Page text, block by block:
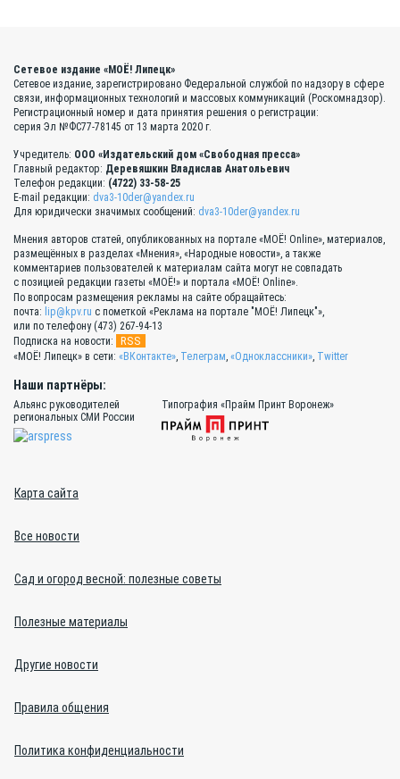
Сетевое издание «МОЁ! Липецк»
Сетевое издание, зарегистрировано Федеральной службой по надзору в сфере
связи, информационных технологий и массовых коммуникаций (Роскомнадзор).
Регистрационный номер и дата принятия решения о регистрации:
серия Эл №ФС77-78145 от 13 марта 2020 г.
Учредитель: ООО «Издательский дом «Свободная пресса»
Главный редактор: Деревяшкин Владислав Анатольевич
Телефон редакции: (4722) 33-58-25
E-mail редакции: dva3-10der@yandex.ru
Для юридически значимых сообщений: dva3-10der@yandex.ru
Мнения авторов статей, опубликованных на портале «МОЁ! Online», материалов,
размещённых в разделах «Мнения», «Народные новости», а также
комментариев пользователей к материалам сайта могут не совпадать
с позицией редакции газеты «МОЁ!» и портала «МОЁ! Online».
По вопросам размещения рекламы на сайте обращайтесь:
почта: lip@kpv.ru с пометкой «Реклама на портале "МОЁ! Липецк"»,
или по телефону (473) 267-94-13
Подписка на новости:
RSS
«МОЁ! Липецк» в сети: «ВКонтакте», Телеграм, «Одноклассники», Twitter
Наши партнёры:
Альянс руководителей
региональных СМИ России
Типография «Прайм Принт Воронеж»
Карта сайта
Все новости
Сад и огород весной: полезные советы
Полезные материалы
Другие новости
Правила общения
Политика конфиденциальности